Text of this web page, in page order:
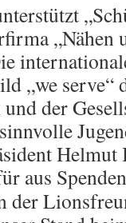
„Nähen
„we serve“
der
Helmut
aus
der